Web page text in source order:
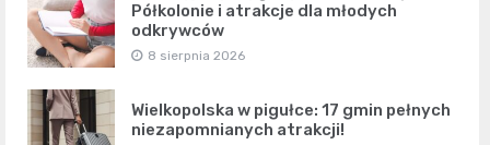
Półkolonie i atrakcje dla młodych
odkrywców
8 sierpnia 2026
Wielkopolska w pigułce: 17 gmin pełnych
niezapomnianych atrakcji!